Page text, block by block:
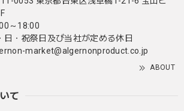
～18:00
日・祝祭日及び当社が定める休日
market@algernonproduct.co.jp
ABOUT
て